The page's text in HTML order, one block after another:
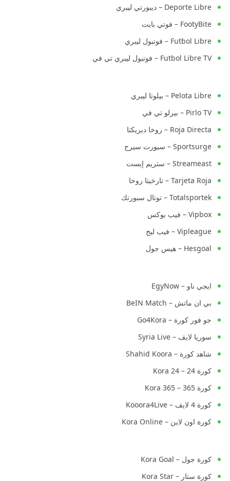
Deporte Libre – ديبورتي ليبري
FootyBite – فوتي بايت
Futbol Libre – فوتبول ليبري
Futbol Libre TV – فوتبول ليبري تي في
Pelota Libre – بيلوتا ليبري
Pirlo TV – بيرلو تي في
Roja Directa – روخا ديريكتا
Sportsurge – سبورت سيرج
Streameast – ستريم إيست
Tarjeta Roja – تارخيتا روخا
Totalsportek – توتال سبورتك
Vipbox – فيب بوكس
Vipleague – فيب ليج
Hesgoal – هيس جول
ايجي ناو – EgyNow
بي ان ماتش – BeIN Match
جو فور كورة – Go4Kora
سوريا لايف – Syria Live
شاهد كورة – Shahid Koora
كورة 24 – Kora 24
كورة 365 – Kora 365
كورة 4 لايف – Kooora4Live
كورة اون لاين – Kora Online
كورة جول – Kora Goal
كورة ستار – Kora Star